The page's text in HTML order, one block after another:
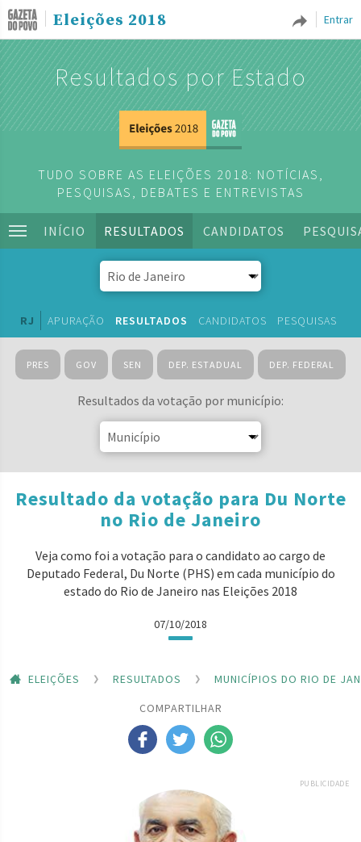
Entrar
Eleições 2018
Resultados por Estado
TUDO SOBRE AS ELEIÇÕES 2018: NOTÍCIAS,
PESQUISAS, DEBATES E ENTREVISTAS
INÍCIO RESULTADOS CANDIDATOS
RJ APURAÇÃO RESULTADOS CANDIDATOS PESQUISAS
PRES GOV SEN DEP. ESTADUAL DEP. FEDERAL
Resultados da votação por município:
Resultado da votação para Du Norte
no Rio de Janeiro
Veja como foi a votação para o candidato ao cargo de
Deputado Federal, Du Norte (PHS) em cada município do
estado do Rio de Janeiro nas Eleições 2018
07/10/2018
ELEIÇÕES RESULTADOS
MUNICÍPIOS DO RIO DE
COMPARTILHAR
PUBLICIDADE